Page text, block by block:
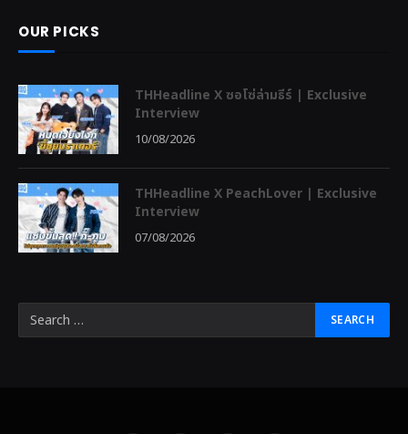
OUR PICKS
THHeadline X ซอโซ่ล่ามธีร์ | Exclusive
Interview
10/08/2026
THHeadline X PeachLover | Exclusive
Interview
07/08/2026